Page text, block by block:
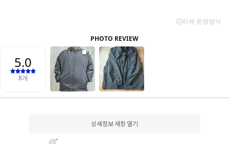
상세정보 새창 열기